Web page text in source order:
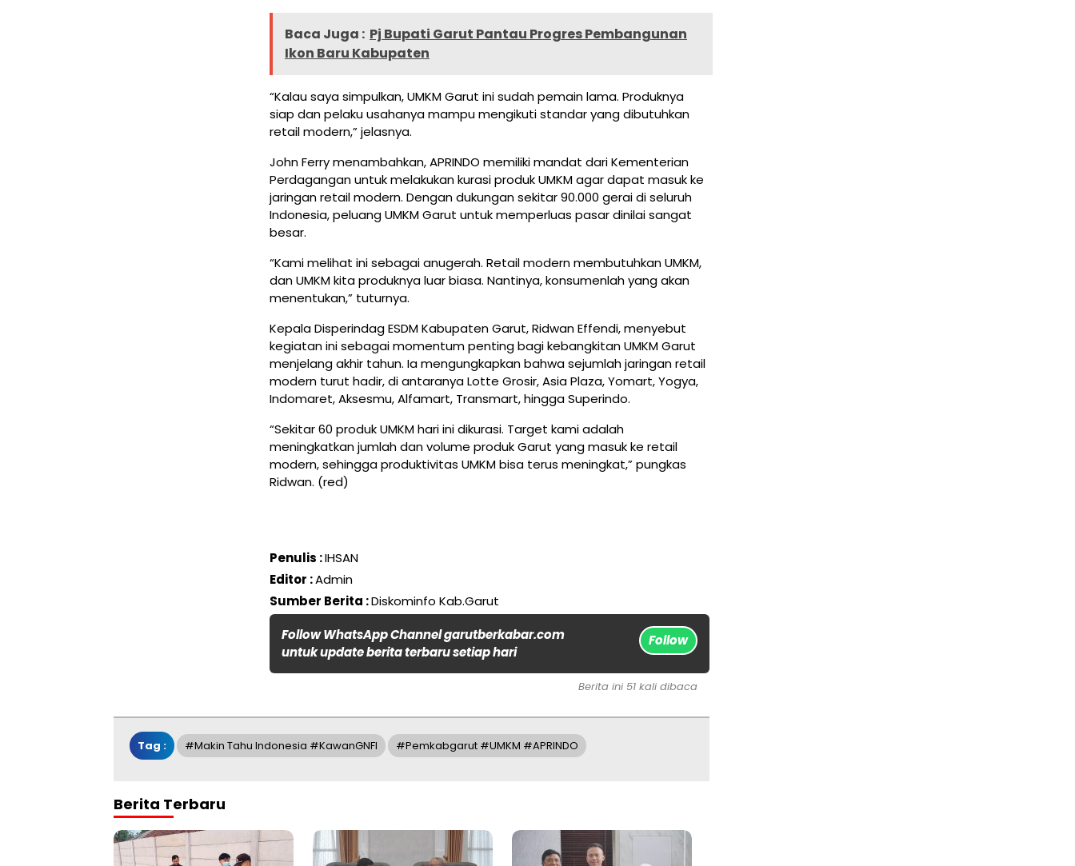
Baca Juga : Pj Bupati Garut Pantau Progres Pembangunan
Ikon Baru Kabupaten
“Kalau saya simpulkan, UMKM Garut ini sudah pemain lama. Produknya
siap dan pelaku usahanya mampu mengikuti standar yang dibutuhkan
retail modern,” jelasnya.
John Ferry menambahkan, APRINDO memiliki mandat dari Kementerian
Perdagangan untuk melakukan kurasi produk UMKM agar dapat masuk ke
jaringan retail modern. Dengan dukungan sekitar 90.000 gerai di seluruh
Indonesia, peluang UMKM Garut untuk memperluas pasar dinilai sangat
besar.
“Kami melihat ini sebagai anugerah. Retail modern membutuhkan UMKM,
dan UMKM kita produknya luar biasa. Nantinya, konsumenlah yang akan
menentukan,” tuturnya.
Kepala Disperindag ESDM Kabupaten Garut, Ridwan Effendi, menyebut
kegiatan ini sebagai momentum penting bagi kebangkitan UMKM Garut
menjelang akhir tahun. Ia mengungkapkan bahwa sejumlah jaringan retail
modern turut hadir, di antaranya Lotte Grosir, Asia Plaza, Yomart, Yogya,
Indomaret, Aksesmu, Alfamart, Transmart, hingga Superindo.
“Sekitar 60 produk UMKM hari ini dikurasi. Target kami adalah
meningkatkan jumlah dan volume produk Garut yang masuk ke retail
modern, sehingga produktivitas UMKM bisa terus meningkat,” pungkas
Ridwan. (red)
Penulis :IHSAN
Editor :Admin
Sumber Berita :Diskominfo Kab.Garut
Follow WhatsApp Channel garutberkabar.com
untuk update berita terbaru setiap hari
Follow
Berita ini 51 kali dibaca
Tag : #Makin Tahu Indonesia #KawanGNFI #Pemkabgarut #UMKM #APRINDO
Berita Terbaru